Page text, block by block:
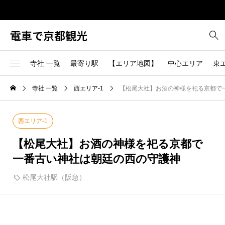
電車で京都観光
寺社 一覧 最寄り駅 【エリア地図】 中心エリア 東
桃山駅（JR）
東寺（近鉄京都線）
または京都駅からバス 6
京都駅前から西日本JRバス
烏丸御池駅（地下鉄烏丸
線、地下鉄東西線）
二条城前駅（地下鉄東西
線）
五条駅（地下鉄烏丸線）
中心エリア-1
中心エリア-2
>>中心エリア全部
東エリア-1
東エリア-2
東エリア-3
東エリア-4
南エリア-1
南エリア-2
>>南エリア全部
西エリア-1
西エリア-2
西エリア-3
>>西エリア全部
北エリア-1
北エリア-2
北エリア-3
北エリア-4
寺社 一覧 西エリア-1 【松尾大社】お酒の神様を祀る京都
西エリア-1
【松尾大社】お酒の神様を祀る京都で
一番古い神社は朝廷の西の守護神
松尾大社駅（阪急）